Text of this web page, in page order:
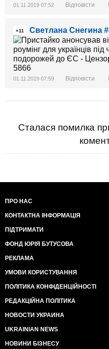
01.11.2019 07:52 Відповісти
+11 Светлана Снегина
01.11.2019 07:59 Відповісти
Сталася помилка
ПРО НАС
КОНТАКТНА ІНФОРМАЦІЯ
ПІДТРИМАТИ
ФОНД ЮРІЯ БУТУСОВА
РЕКЛАМА
УМОВИ КОРИСТУВАННЯ
ПОЛІТИКА КОНФІДЕНЦІЙНОСТІ
РЕДАКЦІЙНА ПОЛІТИКА
НОВОСТИ УКРАИНА
UKRAINIAN NEWS
НОВИНИ БІЗНЕСУ